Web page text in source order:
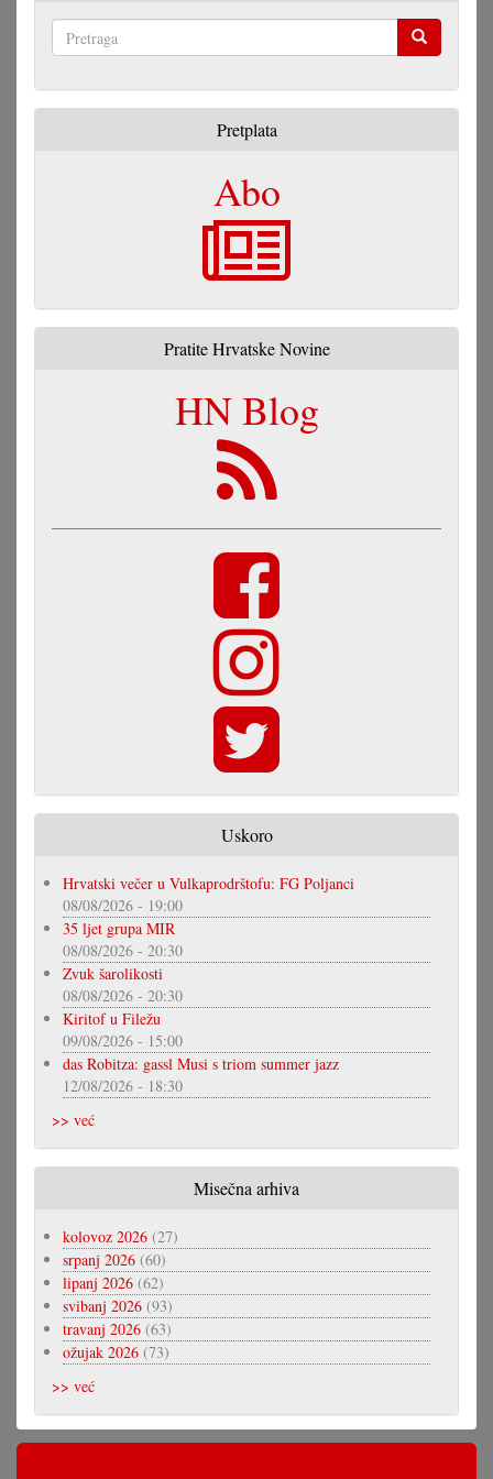
Pretplata
Abo
Pratite Hrvatske Novine
HN Blog
Uskoro
Hrvatski večer u Vulkaprodrštofu: FG Poljanci
08/08/2026 - 19:00
35 ljet grupa MIR
08/08/2026 - 20:30
Zvuk šarolikosti
08/08/2026 - 20:30
Kiritof u Filežu
09/08/2026 - 15:00
das Robitza: gassl Musi s triom summer jazz
12/08/2026 - 18:30
>> već
Misečna arhiva
kolovoz 2026 (27)
srpanj 2026 (60)
lipanj 2026 (62)
svibanj 2026 (93)
travanj 2026 (63)
ožujak 2026 (73)
>> već